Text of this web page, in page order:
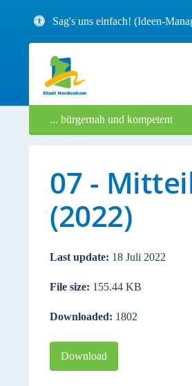
Sag's uns einfach! (Ideen-
... bürgernah und kompetent
07 -
(2022)
Last update: 18 Juli 2022
File size: 155.44 KB
Downloaded: 1802
Download